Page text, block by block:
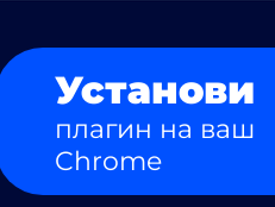
Установи
плагин на ваш
Chrome